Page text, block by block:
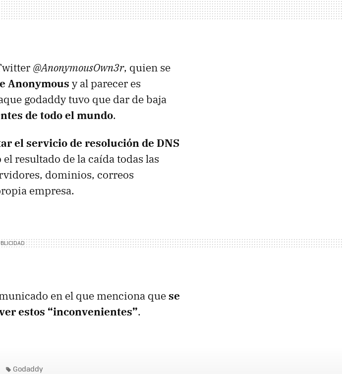
@AnonymousOwn3r, quien se
Anonymous y al parecer es
godaddy tuvo que dar de baja
de todo el mundo.
el servicio de resolución de DNS
resultado de la caída todas las
dominios, correos
empresa.
en el que menciona quese
estos “inconvenientes”.
Godaddy